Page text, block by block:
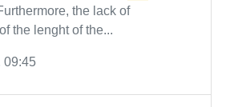
the lack of
the lenght of the...
09:45